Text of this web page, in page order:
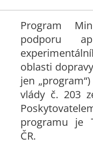
Program
podporu
oblasti
jen
vlády č. 203
programu je
ČR.